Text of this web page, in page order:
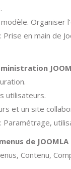
Organiser
en main de
utilisateurs.
et un site
Paramétrage,
de JOOMLA
Contenu,